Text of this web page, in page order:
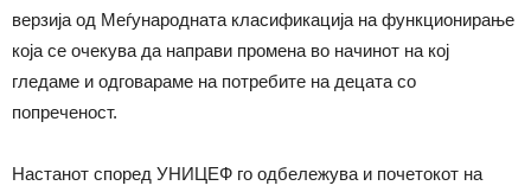
верзија од Меѓународната класификација на функционирање
која се очекува да направи промена во начинот на кој
гледаме и одговараме на потребите на децата со
попреченост.
Настанот според УНИЦЕФ го одбележува и почетокот на